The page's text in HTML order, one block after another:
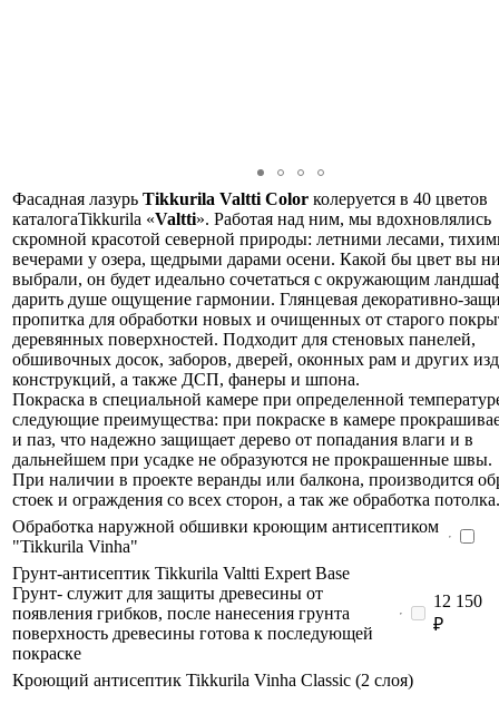
Фасадная лазурь Tikkurila Valtti Color колеруется в 40 цветов
каталогаTikkurila «Valtti». Работая над ним, мы вдохновлялись
скромной красотой северной природы: летними лесами,
вечерами у озера, щедрыми дарами осени. Какой бы цвет вы
выбрали, он будет идеально сочетаться с окружающим
дарить душе ощущение гармонии. Глянцевая декоративно-
пропитка для обработки новых и очищенных от старого
деревянных поверхностей. Подходит для стеновых панелей,
обшивочных досок, заборов, дверей, оконных рам и других
конструкций, а также ДСП, фанеры и шпона.
Покраска в специальной камере при определенной
следующие преимущества: при покраске в камере
и паз, что надежно защищает дерево от попадания влаги и в
дальнейшем при усадке не образуются не прокрашенные швы.
При наличии в проекте веранды или балкона, производится
стоек и ограждения со всех сторон, а так же обработка потолка.
Обработка наружной обшивки кроющим антисептиком
"Tikkurila Vinha"
Грунт-антисептик Tikkurila Valtti Expert Base
Грунт- служит для защиты древесины от
появления грибков, после нанесения грунта
поверхность древесины готова к последующей
покраске
12 150
₽
Кроющий антисептик Tikkurila Vinha Classic (2 слоя)